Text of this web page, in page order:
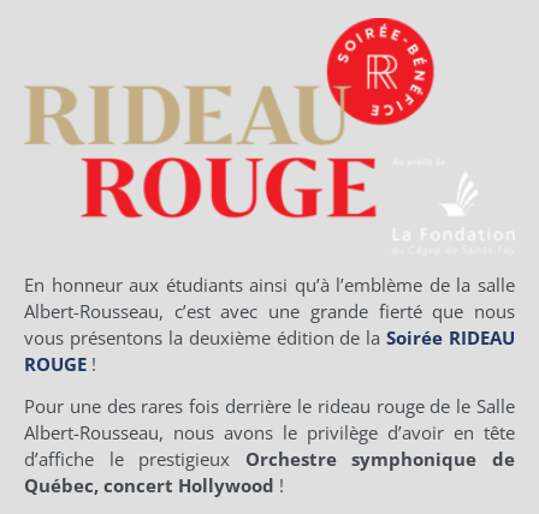
En honneur aux étudiants ainsi qu’à l’emblème de la salle
Albert-Rousseau, c’est avec une grande fierté que nous
vous présentons la deuxième édition de laSoirée RIDEAU
ROUGE !
Pour une des rares fois derrière le rideau rouge de le Salle
Albert-Rousseau, nous avons le privilège d’avoir en tête
d’affiche le prestigieux Orchestre symphonique de
Québec, concert Hollywood !